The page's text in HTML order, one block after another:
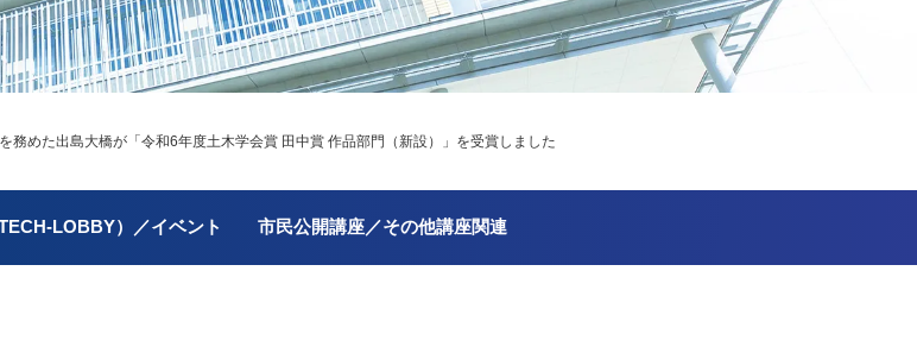
めた出島大橋が「令和6年度土木学会賞 田中賞 作品部門（新設）」を受賞しました
LOBBY）／イベント 市民公開講座／その他講座関連